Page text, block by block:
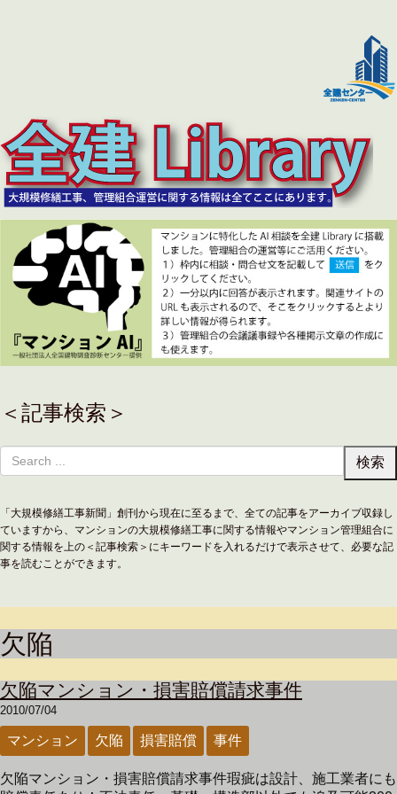
＜記事検索＞
「大規模修繕工事新聞」創刊から現在に至るまで、全ての記事をアーカイブ収録し
ていますから、マンションの大規模修繕工事に関する情報やマンション管理組合に
関する情報を上の＜記事検索＞にキーワードを入れるだけで表示させて、必要な記
事を読むことができます。
欠陥
欠陥マンション・損害賠償請求事件
2010/07/04
マンション 欠陥 損害賠償 事件
欠陥マンション・損害賠償請求事件瑕疵は設計、施工業者にも